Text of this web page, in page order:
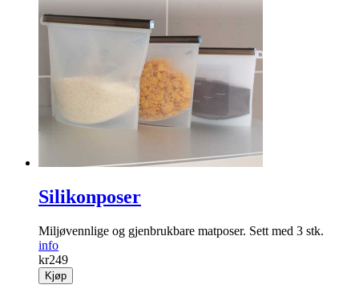
Silikonposer
Miljøvennlige og gjenbrukbare matposer. Sett med 3 stk.
info
kr249
Kjøp